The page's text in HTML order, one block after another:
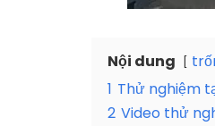
Nội dung
1 Thử nghiệm
2 Video thử